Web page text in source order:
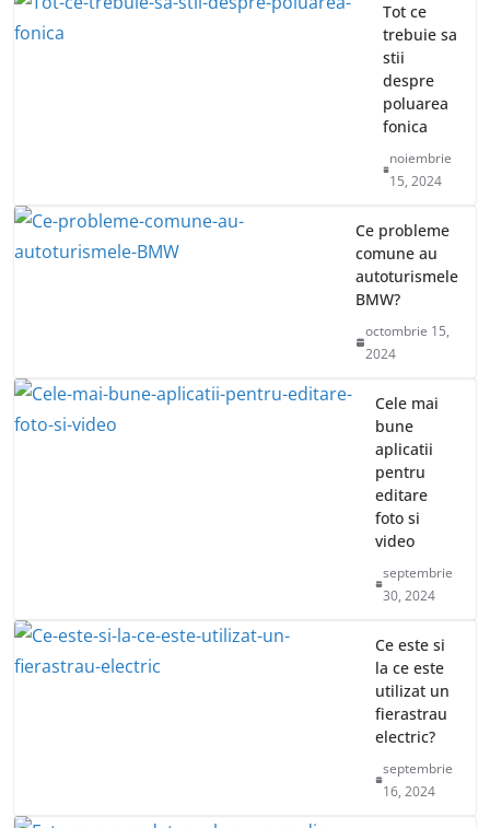
Tot ce
trebuie sa
stii
despre
poluarea
fonica
noiembrie
15, 2024
Ce probleme
comune au
autoturismele
BMW?
octombrie 15,
2024
Cele mai
bune
aplicatii
pentru
editare
foto si
video
septembrie
30, 2024
Ce este si
la ce este
utilizat un
fierastrau
electric?
septembrie
16, 2024